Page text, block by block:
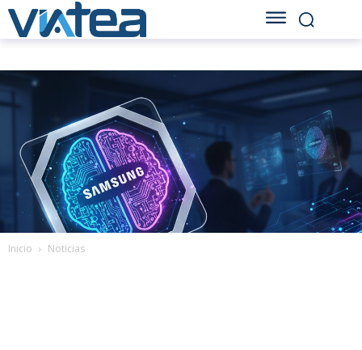
Inicio Noticias